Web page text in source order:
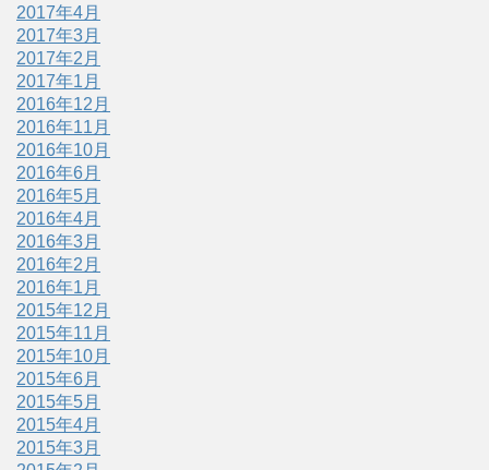
2017年4月
2017年3月
2017年2月
2017年1月
2016年12月
2016年11月
2016年10月
2016年6月
2016年5月
2016年4月
2016年3月
2016年2月
2016年1月
2015年12月
2015年11月
2015年10月
2015年6月
2015年5月
2015年4月
2015年3月